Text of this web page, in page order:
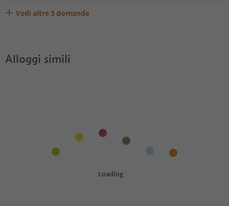
Ansitz Zinnenberg accetta animali domestici?
Quali servizi/attività sono disponibili presso Ansitz
Gli ospiti di Ansitz Zinnenberg ricevono l'Alto Adige
Vedi altre 3 domande
Alloggi simili